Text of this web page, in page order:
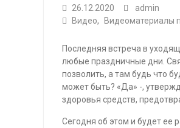
26.12.2020
admin
Видео, Видеоматериалы
Последняя встреча в
любые праздничные дни.
позволить, а там будь что
может быть? «Да» -,
здоровья средств,
Сегодня об этом и будет ее